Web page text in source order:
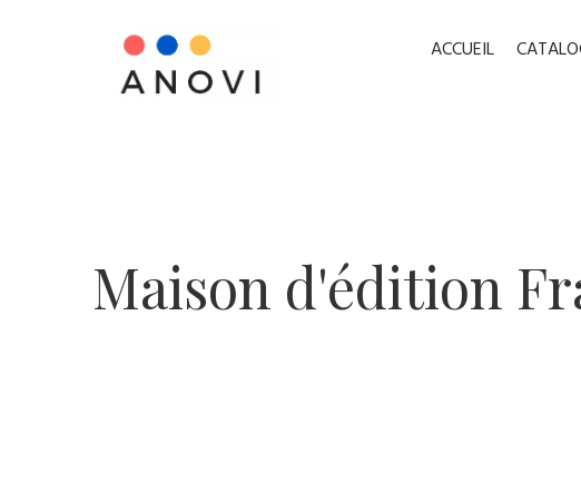
ACCUEIL
​Maison d'édition